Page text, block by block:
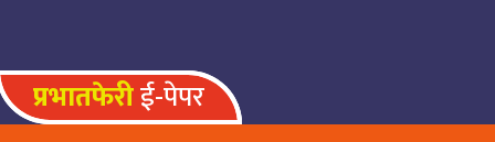
प्रभातफेरीई-पेपर